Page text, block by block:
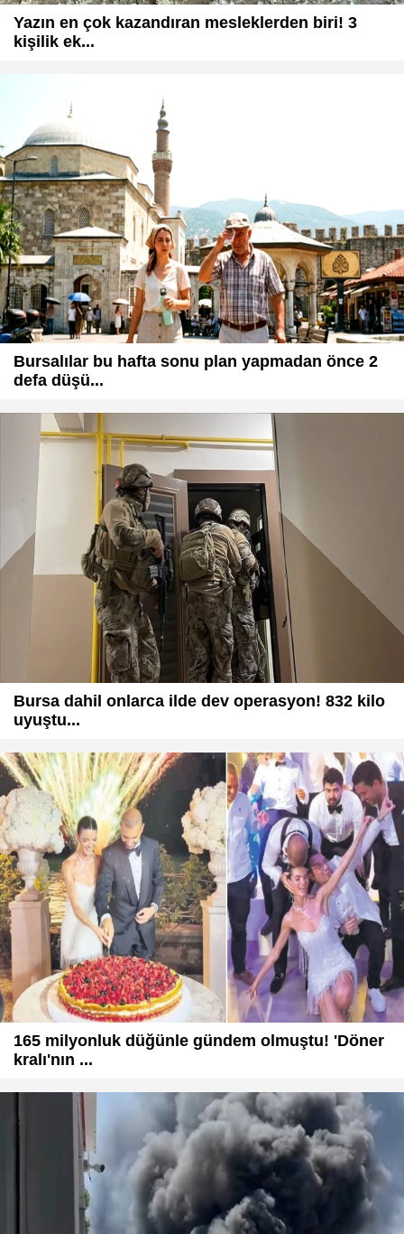
Yazın en çok kazandıran mesleklerden biri! 3
kişilik ek...
Bursalılar bu hafta sonu plan yapmadan önce 2
defa düşü...
Bursa dahil onlarca ilde dev operasyon! 832 kilo
uyuştu...
165 milyonluk düğünle gündem olmuştu! 'Döner
kralı'nın ...